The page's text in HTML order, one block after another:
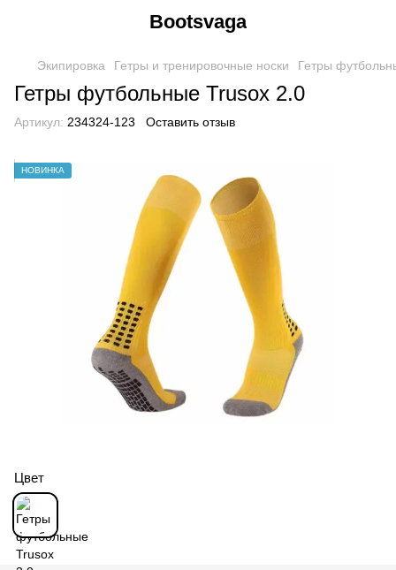
Bootsvaga
Экипировка Гетры и тренировочные носки Гетры
Гетры футбольные Trusox 2.0
Артикул: 234324-123 Оставить отзыв
НОВИНКА
Цвет